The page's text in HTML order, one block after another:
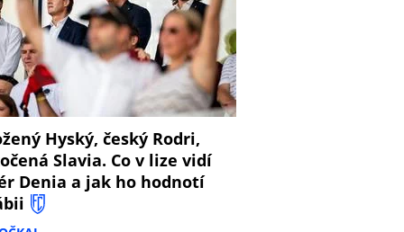
Hyský, český Rodri,
Slavia. Co v lize vidí
Denia a jak ho hodnotí